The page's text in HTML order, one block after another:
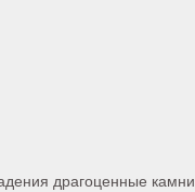
драгоценные камни